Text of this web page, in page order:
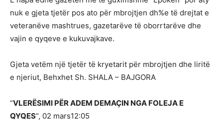
nuk e gjeta tjetër pos ato për mbrojtjen dh%e të drejtat e
veteranëve mashtrues, gazetarëve të oborrtarëve dhe
vajin e qyqeve e kukuvajkave.
Gjeta vetëm një tjetër të kryetarit për mbrojtjen dhe liritë
e njeriut, Behxhet Sh. SHALA – BAJGORA
“VLERËSIMI PËR ADEM DEMAÇIN NGA FOLEJA E
QYQES“, 02 mars12:05